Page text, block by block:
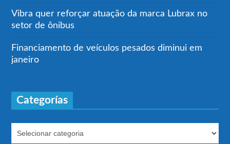
Vibra quer reforçar atuação da marca Lubrax no
setor de ônibus
Financiamento de veículos pesados diminui em
janeiro
Categorías